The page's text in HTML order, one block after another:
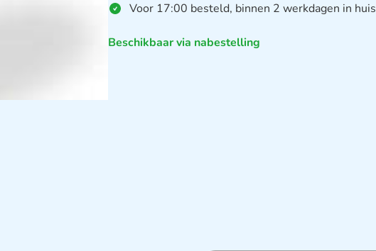
Voor 17:00 besteld, binnen 2 werkdagen in huis
Beschikbaar via nabestelling